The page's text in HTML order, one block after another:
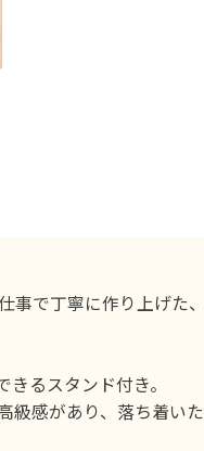
で丁寧に作り上げた
るスタンド付き。
感があり、落ち着い